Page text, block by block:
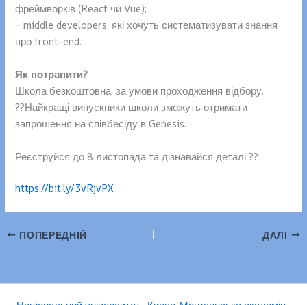
фреймворків (React чи Vue);
– middle developers, які хочуть систематизувати знання
про front-end.
Як потрапити?
Школа безкоштовна, за умови проходження відбору.
?‍?Найкращі випускники школи зможуть отримати
запрошення на співбесіду в Genesis.
Реєструйся до 8 листопада та дізнавайся деталі ??
https://bit.ly/3vRjvPX
ПОПЕРЕДНІЙ ДАЛІ